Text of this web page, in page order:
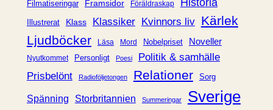
Filmatiseringar Framsidor Föräldraskap Historia
Illustrerat Klass Klassiker Kvinnors liv Kärlek
Ljudböcker
Läsa Mord Nobelpriset Noveller
Nyutkommet Personligt Poesi
Politik & samhälle
Prisbelönt
Radioföljetongen Relationer Sorg
Spänning Storbritannien Summeringar Sverige